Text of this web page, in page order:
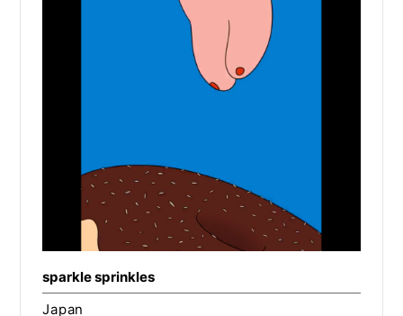
sparkle sprinkles
Japan